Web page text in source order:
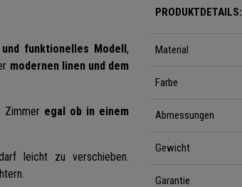
funktionelles Modell,
modernen linen und dem
egal ob in einem
leicht zu verschieben.
PRODUKTDETAILS:
Material
Farbe
Abmessungen
Gewicht
Garantie